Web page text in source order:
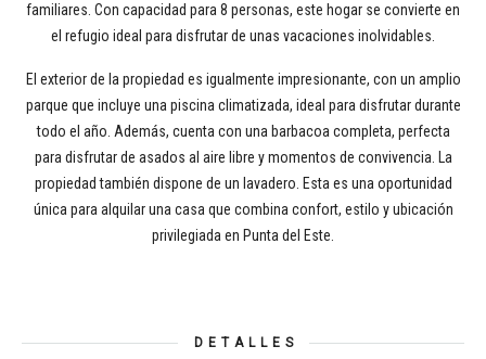
familiares. Con capacidad para 8 personas, este hogar se convierte en
el refugio ideal para disfrutar de unas vacaciones inolvidables.
El exterior de la propiedad es igualmente impresionante, con un amplio
parque que incluye una piscina climatizada, ideal para disfrutar durante
todo el año. Además, cuenta con una barbacoa completa, perfecta
para disfrutar de asados al aire libre y momentos de convivencia. La
propiedad también dispone de un lavadero. Esta es una oportunidad
única para alquilar una casa que combina confort, estilo y ubicación
privilegiada en Punta del Este.
DETALLES